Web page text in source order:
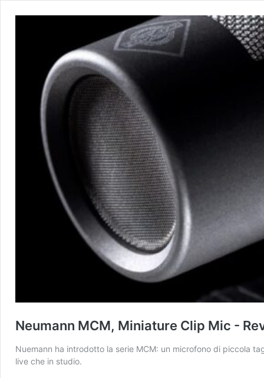
Neumann MCM, Miniature Clip Mic -
Nuemann ha introdotto la serie MCM: un microfono di piccola
live che in studio.